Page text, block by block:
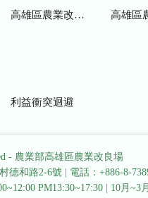
高雄區農業改良場年報 高雄區
利益衝突迴避
- 農業部高雄區農業改良場
德和路2-6號
電話：+886-8-
PM13:30~17:30
10月~3